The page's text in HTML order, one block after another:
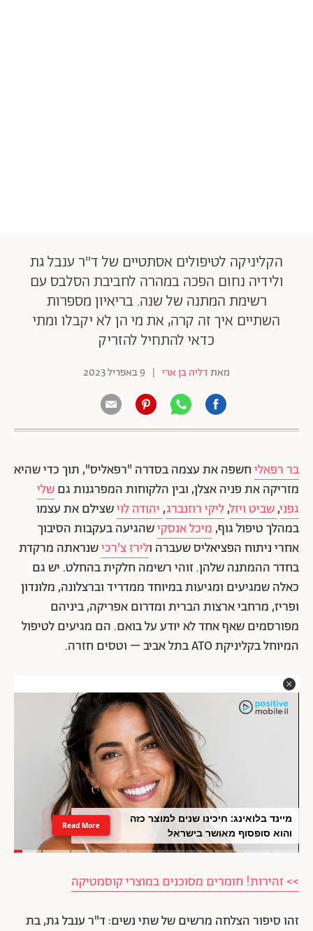
הקליניקה לטיפולים אסתטיים של ד"ר ענבל גת
ולידיה נחום הפכה במהרה לחביבת הסלבס עם
רשימת המתנה של שנה. בריאיון מספרות
השתיים איך זה קרה, את מי הן לא יקבלו ומתי
כדאי להתחיל להזריק
מאתדליה בן ארי | 9 באפריל 2023
בר רפאליחשפה את עצמה בסדרה "רפאליס", תוך כדי שהיא
מזריקה את פניה אצלן, ובין הלקוחות המפרגנות גםשלי
גפני,שביט ויזל,ליקי רוזנברג,יהודה לוישצילם את עצמו
במהלך טיפול גוף,מיכל אנסקישהגיעה בעקבות הסיבוך
אחרי ניתוח הפציאליס שעברה ולירז צ'רכישנראתה מרקדת
בחדר ההמתנה שלהן. זוהי רשימה חלקית בהחלט. יש גם
כאלה שמגיעים ומגיעות במיוחד ממדריד וברצלונה, מלונדון
ופריז, מרחבי ארצות הברית ומדרום אפריקה, ביניהם
מפורסמים שאף אחד לא יודע על בואם. הם מגיעים לטיפול
המיוחל בקליניקת ATO בתל אביב – וטסים חזרה.
מיינד בלואינג: חיכינו שנים למוצר כזה
והוא סופסוף מאושר בישראל
Read More
>> זהירות! חומרים מסוכנים במוצרי קוסמטיקה
זהו סיפור הצלחה מרשים של שתי נשים: ד"ר ענבל גת, בת